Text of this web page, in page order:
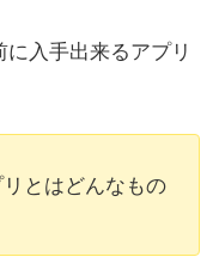
入手出来るアプリ
とはどんなもの